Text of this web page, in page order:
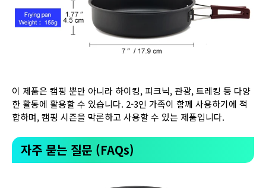
이 제품은 캠핑 뿐만 아니라 하이킹, 피크닉, 관광, 트레킹 등 다양
한 활동에 활용할 수 있습니다. 2-3인 가족이 함께 사용하기에 적
합하며, 캠핑 시즌을 막론하고 사용할 수 있는 제품입니다.
자주 묻는 질문 (FAQs)